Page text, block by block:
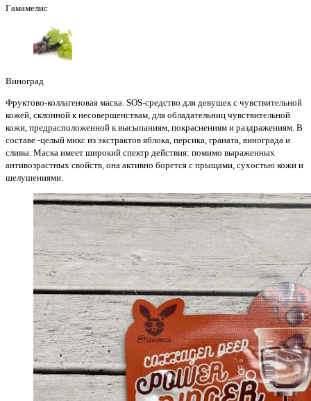
Гамамелис
Виноград
Фруктово-коллагеновая маска. SOS-средство для девушек с чувствительной
кожей, склонной к несовершенствам, для обладательниц чувствительной
кожи, предрасположенной к высыпаниям, покраснениям и раздражениям. В
составе -целый микс из экстрактов яблока, персика, граната, винограда и
сливы. Маска имеет широкий спектр действия: помимо выраженных
антивозрастных свойств, она активно борется с прыщами, сухостью кожи и
шелушениями.